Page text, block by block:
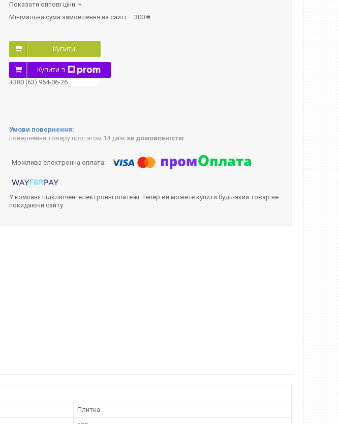
Показати оптові ціни
Мінімальна сума замовлення на сайті — 300 ₴
Купити
Купити з
+380 (63) 964-06-26
повернення товару протягом 14 днів за домовленістю
У компанії підключені електронні платежі. Тепер ви можете купити будь-який товар не
покидаючи сайту.
Плитка